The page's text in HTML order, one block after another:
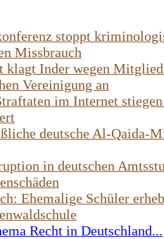
stoppt
Missbrauch
klagt Inder wegen
Vereinigung an
im Internet
deutsche Al-Qaida-
in deutschen
Ehemalige Schüler
Recht in Deutschland...